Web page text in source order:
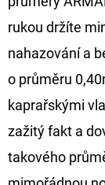
rukou držíte
nahazování a
o průměru
kaprařskými
zažitý fakt a
takového
M
E
OLOVĚNÁ
ZÁTĚŽ
CYBERBARBED
OTVOREM